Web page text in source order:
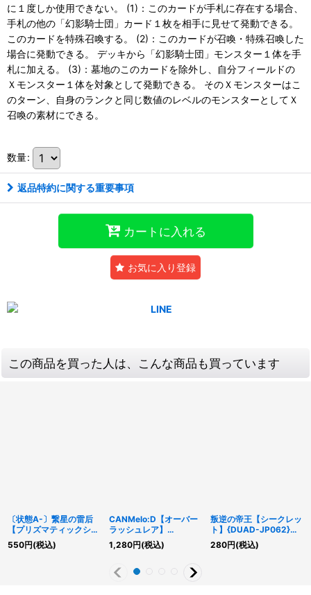
に１度しか使用できない。 (1)：このカードが手札に存在する場合、
手札の他の「幻影騎士団」カード１枚を相手に見せて発動できる。
このカードを特殊召喚する。 (2)：このカードが召喚・特殊召喚した
場合に発動できる。 デッキから「幻影騎士団」モンスター１体を手
札に加える。 (3)：墓地のこのカードを除外し、自分フィールドの
Ｘモンスター１体を対象として発動できる。 そのＸモンスターはこ
のターン、自身のランクと同じ数値のレベルのモンスターとしてＸ
召喚の素材にできる。
数量:
返品特約に関する重要事項
カートに入れる
お気に入り登録
この商品を買った人は、こんな商品も買っています
〔状態A-〕繋星の雷后
【プリズマティックシー
クレット】{CORI-
JP023}《モンスター》
550円(税込)
CANMelo:D【オーバー
ラッシュレア】
{RD/5TH1-JP148}
《RDモンスター》
1,280円(税込)
叛逆の帝王【シークレッ
ト】{DUAD-JP062}
《魔法》
280円(税込)